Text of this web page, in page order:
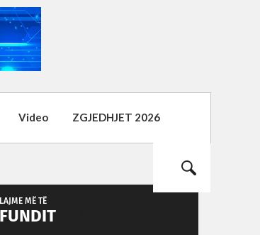
Video ZGJEDHJET 2026
LAJME MË TË
FUNDIT